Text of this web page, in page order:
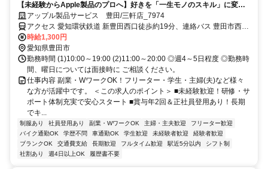
【未経験からApple製品のプロへ】好きを「一生モノのスキル」に変え
る。賞与年2回・髪色自由・ネイル色自由・社割あり
アップル製品サービス 豊田/三軒店_7974
アクセス 愛知環状鉄道 新豊田西口徒歩約19分、連絡バス 豊田市西口
徒歩約22分、名鉄三河線 豊田市西口徒歩約22分 愛知環状鉄道「新豊
田駅」から徒歩約19分
時給1,300円
愛知県豊田市
勤務時間 (1)10:00～19:00 (2)11:00～20:00 ◎週4～5日程度 ◎勤務時
間、曜日については面接時に ご相談ください。
仕事内容 副業・WワークOK！フリーター・学生・主婦(夫)など様々
な方が活躍中です。 ＜この求人のポイント＞ ■未経験歓迎！研修・サ
ポート体制充実で安心スタート ■賞与年2回＆正社員登用あり！長期
でキ...
制服あり 社員登用あり 副業・WワークOK 主婦・主夫歓迎
フリーター歓迎
バイク通勤OK
学歴不問 車通勤OK 学生歓迎 未経験者歓迎
経験者歓迎
ブランクOK
交通費支給 長期歓迎 フルタイム歓迎 駅近5分以内
シフト制
社割あり
週4日以上OK 履歴書不要